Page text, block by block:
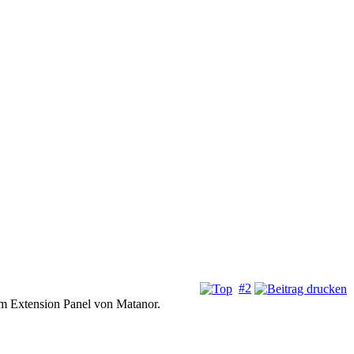
#2
Extension Panel von Matanor.